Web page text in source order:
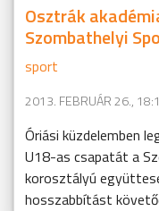
Osztrák
Szombathelyi
sport
2013. FEBRUÁR 26.,
Óriási küzdelemben
U18-as csapatát a
korosztályú
hosszabbítást